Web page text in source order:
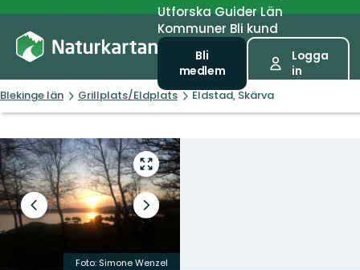
UtforskaGuiderLän
Kommuner Bli kund
Bli
medlem
Logga
in
Blekinge län Grillplats/Eldplats Eldstad, Skärva
Gå
till
helskärmsläge
Föregående
bild
Nästa
Foto: Simone Wenzel